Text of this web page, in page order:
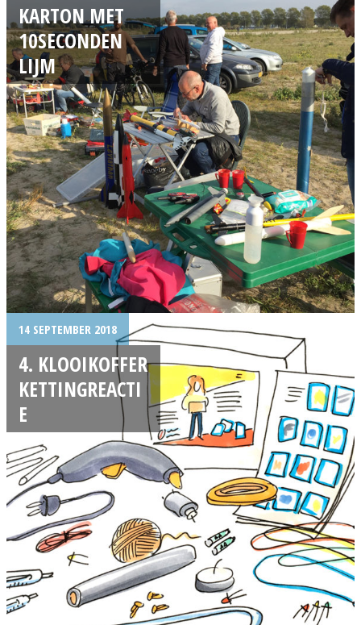
KARTON MET
10SECONDEN
LIJM
14 SEPTEMBER 2018
4. KLOOIKOFFER
KETTINGREACTI
E